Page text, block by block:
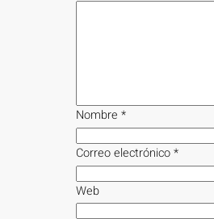
Nombre*
Correo electrónico*
Web